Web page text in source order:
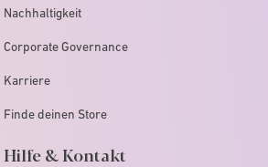
Nachhaltigkeit
Corporate Governance
Karriere
Finde deinen Store
Hilfe & Kontakt